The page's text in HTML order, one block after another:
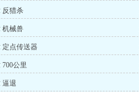
反猎杀
机械兽
定点传送器
公里
逼退